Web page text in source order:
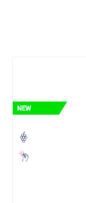
Sehnen Sie sich
Wenn Sie noch auf
wir Ihnen, unsere
Sie sich von der
ein ESSENS-
Ausdruck bringt.